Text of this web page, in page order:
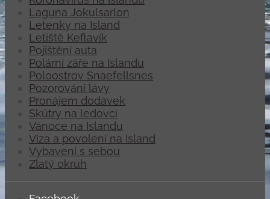
Laguna Jokulsarlon
Letenky na Island
Letiště Keflavík
Pojištění auta
Polární záře na Islandu
Poloostrov Snaefellsnes
Pozorování lávy
Pronájem dodávek
Skútry na ledovci
Vánoce na Islandu
Víza a povolení na Island
Vybavení s sebou
Zlatý okruh